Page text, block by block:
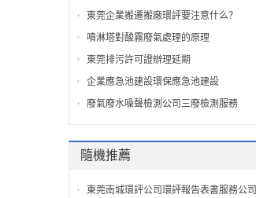
東莞企業搬遷搬廠環評要注意什么？
噴淋塔對酸霧廢氣處理的原理
東莞排污許可證辦理延期
企業應急池建設環保應急池建設
廢氣廢水噪聲檢測公司三廢檢測服務
隨機推薦
東莞南城環評公司環評報告表書服務公司